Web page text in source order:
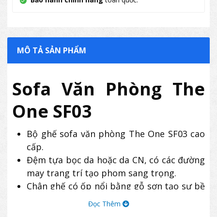
MÔ TẢ SẢN PHẨM
Sofa Văn Phòng The
One SF03
Bộ ghế sofa văn phòng The One SF03 cao
cấp.
Đệm tựa bọc da hoặc da CN, có các đường
may trang trí tạo phom sang trọng.
Chân ghế có ốp nổi bằng gỗ sơn tạo sự bề
thế và điểm nhấn cho sản phẩm.
Đọc Thêm